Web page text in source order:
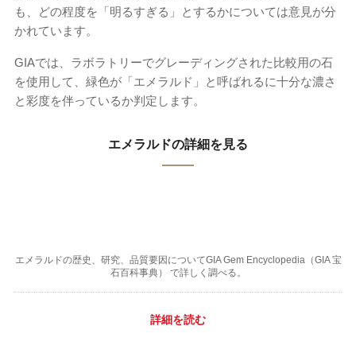
も、どの程度を「明るすぎる」とするかについては意見が分
かれています。
GIAでは、ラボラトリーでグレーディングされた比較用の石
を使用して、緑色が「エメラルド」と呼ばれるに十分な濃さ
と彩度を伴っているか判定します。
エメラルドの詳細を見る
エメラルドの歴史、研究、品質要因についてGIA Gem Encyclopedia（GIA 宝
石百科事典） で詳しく調べる。
詳細を読む